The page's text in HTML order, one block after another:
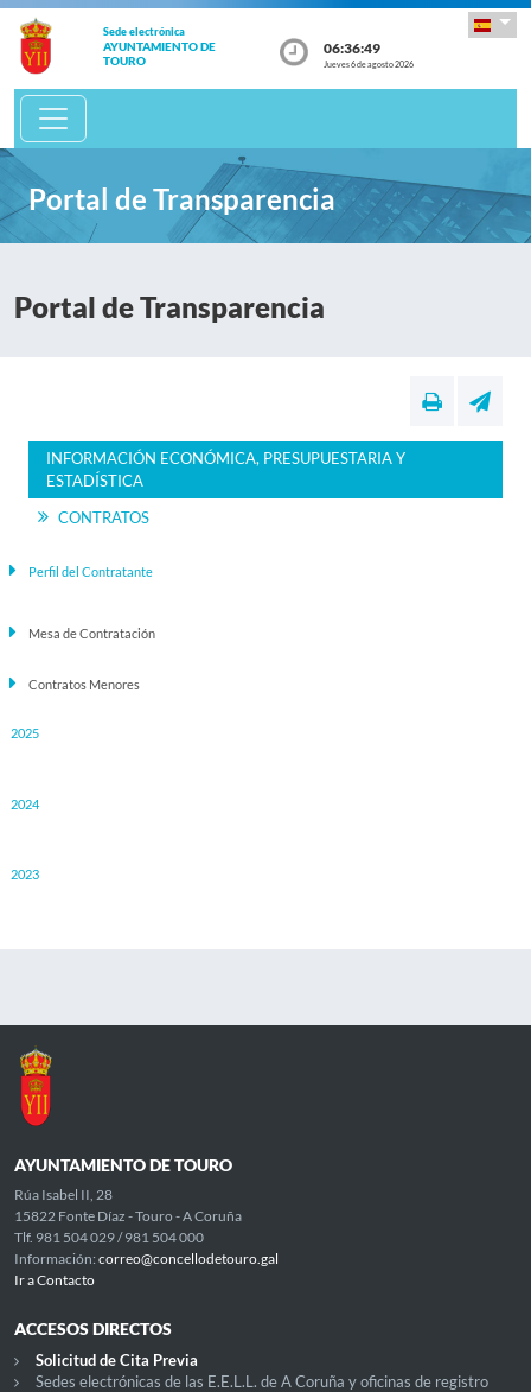
Sede electrónica
AYUNTAMIENTO DE
TOURO
06:36:49
Jueves 6 de agosto 2026
Portal de Transparencia
Portal de Transparencia
INFORMACIÓN ECONÓMICA, PRESUPUESTARIA Y
ESTADÍSTICA
CONTRATOS
Perfil del Contratante
Mesa de Contratación
Contratos Menores
2025
2024
2023
AYUNTAMIENTO DE TOURO
Rúa Isabel II, 28
15822 Fonte Díaz - Touro - A Coruña
Tlf. 981 504 029 / 981 504 000
Información: correo@concellodetouro.gal
Ir a Contacto
ACCESOS DIRECTOS
Solicitud de Cita Previa
Sedes electrónicas de las E.E.L.L. de A Coruña y oficinas de registro